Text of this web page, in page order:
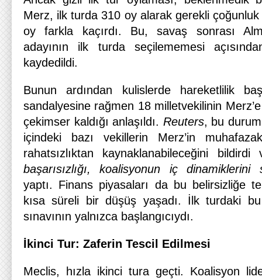
Merz, ilk turda 310 oy alarak gerekli
oy farkla kaçırdı. Bu, savaş sonrası
adayının ilk turda seçilememesi
kaydedildi.
Bunun ardından kulislerde hareketlilik
sandalyesine rağmen 18 milletvekilinin
çekimser kaldığı anlaşıldı. Reuters, bu
içindeki bazı vekillerin Merz’in
rahatsızlıktan kaynaklanabileceğini bildirdi
başarısızlığı, koalisyonun iç dinamiklerini
yaptı. Finans piyasaları da bu belirsizliğe
kısa süreli bir düşüş yaşadı. İlk turdaki
sınavının yalnızca başlangıcıydı.
İkinci Tur: Zaferin Tescil Edilmesi
Meclis, hızla ikinci tura geçti. Koalisyon